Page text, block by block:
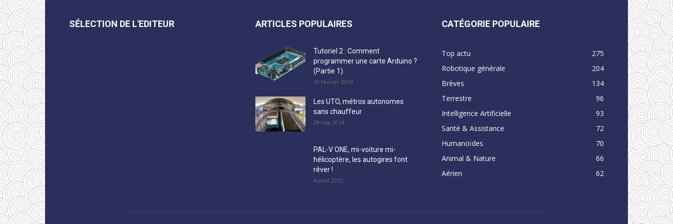
SÉLECTION DE L'EDITEUR ARTICLES POPULAIRES
Tutoriel 2 : Comment
programmer une carte Arduino ?
(Partie 1)
10 février 2013
Les UTO, métros autonomes
sans chauffeur
29 mai 2014
PAL-V ONE, mi-voiture mi-
hélicoptère, les autogires font
rêver !
4 avril 2012
CATÉGORIE POPULAIRE
Top actu
275
Robotique générale
204
Brèves
134
Terrestre
96
Intelligence Artificielle
93
Santé & Assistance
72
Humanoïdes
70
Animal & Nature
66
Aérien
62